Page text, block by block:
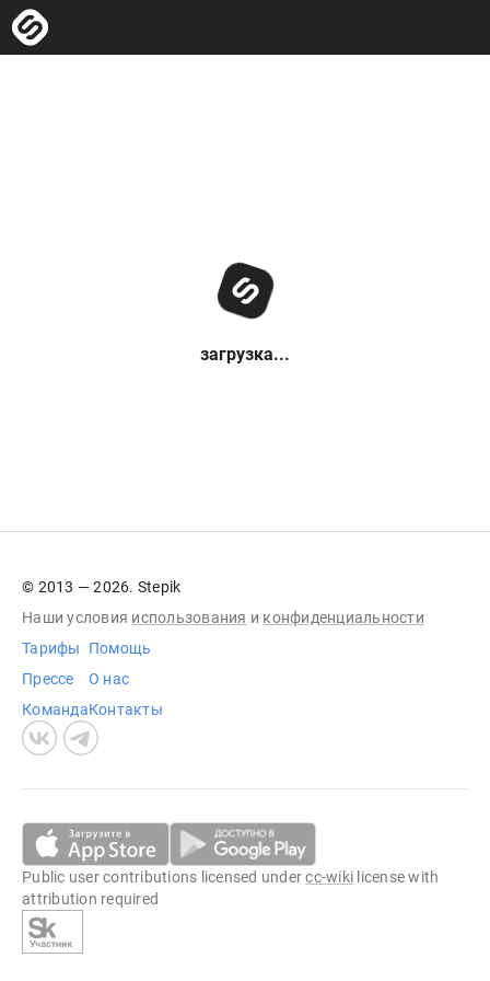
загрузка...
© 2013 — 2026. Stepik
Наши условия использования и конфиденциальности
Тарифы
Прессе
Команда
Помощь
О нас
Контакты
Public user contributions licensed undercc-wiki license with
attribution required